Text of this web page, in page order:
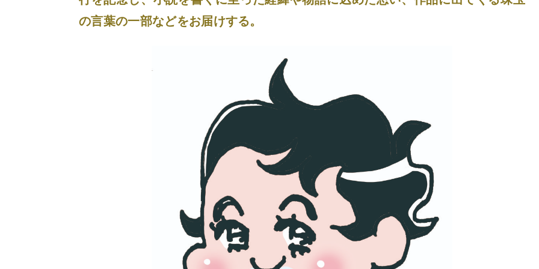
の言葉の一部などをお届けする。